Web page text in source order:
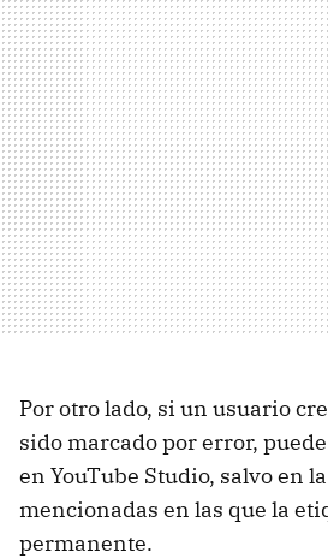
Por otro lado, si un usuario
sido marcado por error,
en YouTube Studio, salvo en
mencionadas en las que la
permanente.